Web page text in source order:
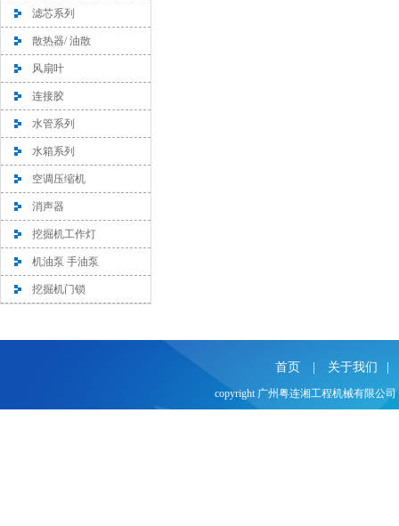
滤芯系列
散热器/ 油散
风扇叶
连接胶
水管系列
水箱系列
空调压缩机
消声器
挖掘机工作灯
机油泵 手油泵
挖掘机门锁
首页 关于我们
copyright 广州粤连湘工程机械有限公